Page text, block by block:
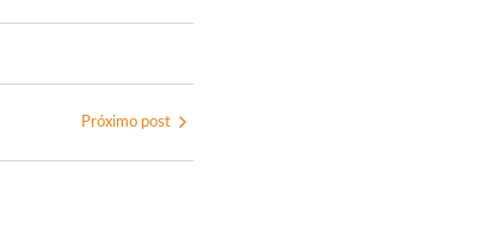
Próximo post